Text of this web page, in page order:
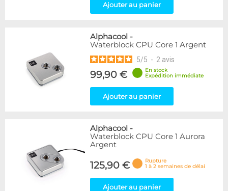
Ajouter au panier
Alphacool -
Waterblock CPU Core 1 Argent
5/5 - 2 avis
99,90 €
En stock
Expédition immédiate
Ajouter au panier
Alphacool -
Waterblock CPU Core 1 Aurora
Argent
125,90 €
Rupture
1 à 2 semaines de délai
Ajouter au panier